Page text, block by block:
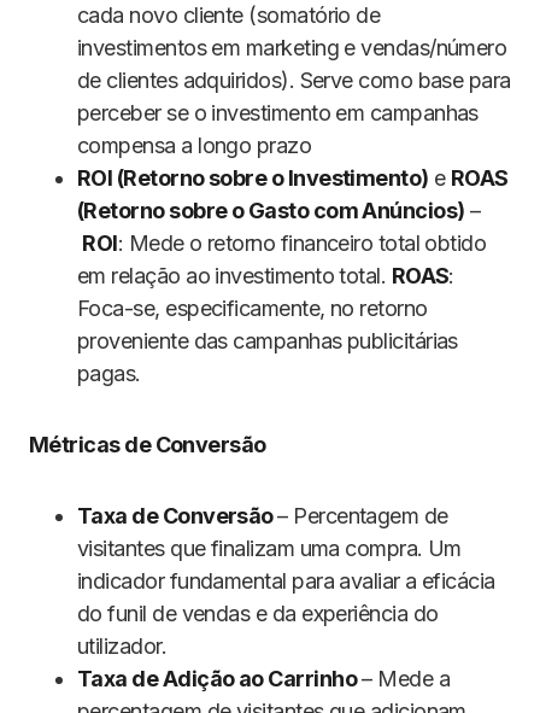
cada novo cliente (somatório de
investimentos em marketing e vendas/número
de clientes adquiridos). Serve como base para
perceber se o investimento em campanhas
compensa a longo prazo
ROI (Retorno sobre o Investimento) e ROAS
(Retorno sobre o Gasto com Anúncios) –
ROI: Mede o retorno financeiro total obtido
em relação ao investimento total. ROAS:
Foca-se, especificamente, no retorno
proveniente das campanhas publicitárias
pagas.
Métricas de Conversão
Taxa de Conversão– Percentagem de
visitantes que finalizam uma compra. Um
indicador fundamental para avaliar a eficácia
do funil de vendas e da experiência do
utilizador.
Taxa de Adição ao Carrinho– Mede a